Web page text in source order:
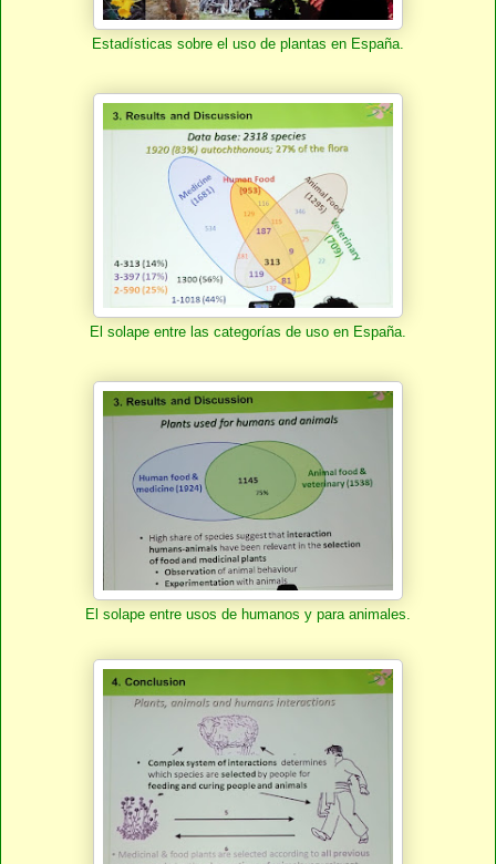
Estadísticas sobre el uso de plantas en España.
El solape entre las categorías de uso en España.
El solape entre usos de humanos y para animales.